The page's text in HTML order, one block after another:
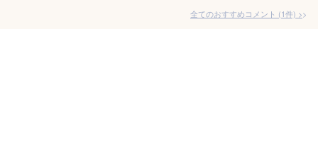
全てのおすすめコメント (1件) >